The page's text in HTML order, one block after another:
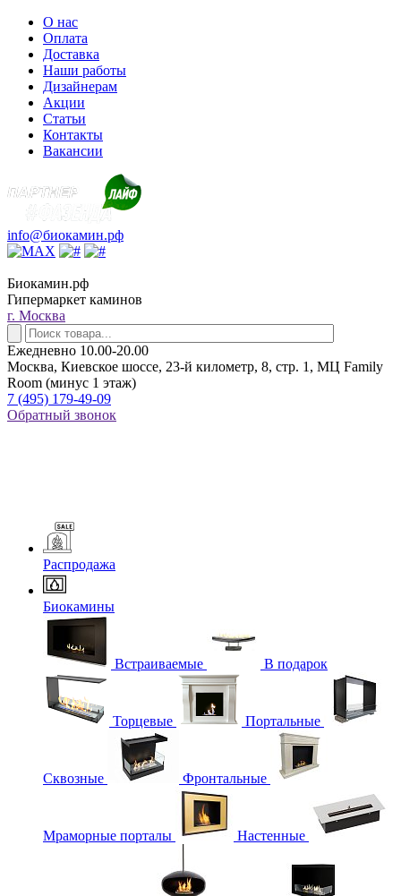
О нас
Оплата
Доставка
Наши работы
Дизайнерам
Акции
Статьи
Контакты
Вакансии
info@биокамин.рф
Биокамин.рф
Гипермаркет каминов
г. Москва
Ежедневно 10.00-20.00
Москва, Киевское шоссе, 23-й километр, 8, стр. 1, МЦ Family
Room (минус 1 этаж)
7 (495) 179-49-09
Обратный звонок
Распродажа
Биокамины
Встраиваемые В подарок
Торцевые Портальные
Сквозные Фронтальные
Мраморные порталы Настенные